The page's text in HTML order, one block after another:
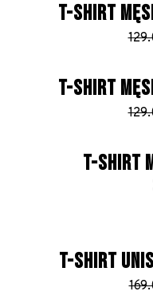
T-SHIRT
T-SHIRT
T-SHIRT
T-SHIRT